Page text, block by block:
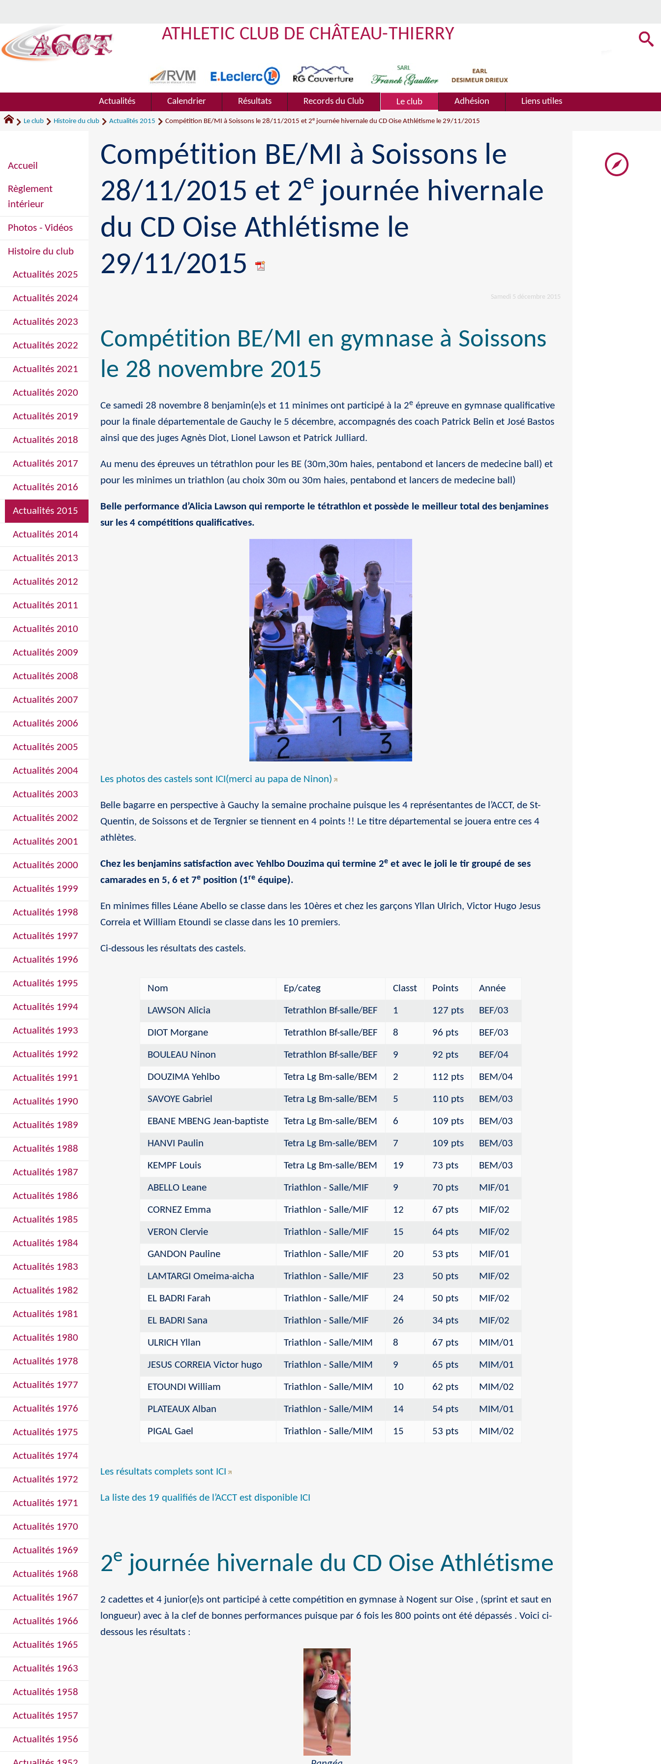
ATHLETIC CLUB DE CHÂTEAU-THIERRY
Actualités Calendrier Résultats Records du Club Le club Adhésion Liens utiles
Le club Histoire du club Actualités 2015 Compétition BE/MI à Soissons le 28/11/2015 et 2e journée hivernale du CD Oise Athlétisme le 29/11/2015
Compétition BE/MI à Soissons le
28/11/2015 et 2e journée hivernale
du CD Oise Athlétisme le
29/11/2015
Samedi 5 décembre 2015
Compétition BE/MI en gymnase à Soissons
le 28 novembre 2015
Ce samedi 28 novembre 8 benjamin(e)s et 11 minimes ont participé à la 2e épreuve en gymnase qualificative
pour la finale départementale de Gauchy le 5 décembre, accompagnés des coach Patrick Belin et José Bastos
ainsi que des juges Agnès Diot, Lionel Lawson et Patrick Julliard.
Au menu des épreuves un tétrathlon pour les BE (30m,30m haies, pentabond et lancers de medecine ball) et
pour les minimes un triathlon (au choix 30m ou 30m haies, pentabond et lancers de medecine ball)
Belle performance d’Alicia Lawson qui remporte le tétrathlon et possède le meilleur total des benjamines
sur les 4 compétitions qualificatives.
Les photos des castels sont ICI(merci au papa de Ninon)
Belle bagarre en perspective à Gauchy la semaine prochaine puisque les 4 représentantes de l’ACCT, de St-
Quentin, de Soissons et de Tergnier se tiennent en 4 points !! Le titre départemental se jouera entre ces 4
athlètes.
Chez les benjamins satisfaction avec Yehlbo Douzima qui termine 2e et avec le joli le tir groupé de ses
camarades en 5, 6 et 7e position (1re équipe).
En minimes filles Léane Abello se classe dans les 10ères et chez les garçons Yllan Ulrich, Victor Hugo Jesus
Correia et William Etoundi se classe dans les 10 premiers.
Ci-dessous les résultats des castels.
Nom Ep/categ Classt Points Année
LAWSON Alicia Tetrathlon Bf-salle/BEF 1 127 pts BEF/03
DIOT Morgane Tetrathlon Bf-salle/BEF 8 96 pts BEF/03
BOULEAU Ninon Tetrathlon Bf-salle/BEF 9 92 pts BEF/04
DOUZIMA Yehlbo Tetra Lg Bm-salle/BEM 2 112 pts BEM/04
SAVOYE Gabriel Tetra Lg Bm-salle/BEM 5 110 pts BEM/03
EBANE MBENG Jean-baptiste Tetra Lg Bm-salle/BEM 6 109 pts BEM/03
HANVI Paulin Tetra Lg Bm-salle/BEM 7 109 pts BEM/03
KEMPF Louis Tetra Lg Bm-salle/BEM 19 73 pts BEM/03
ABELLO Leane Triathlon - Salle/MIF 9 70 pts MIF/01
CORNEZ Emma Triathlon - Salle/MIF 12 67 pts MIF/02
VERON Clervie Triathlon - Salle/MIF 15 64 pts MIF/02
GANDON Pauline Triathlon - Salle/MIF 20 53 pts MIF/01
LAMTARGI Omeima-aicha Triathlon - Salle/MIF 23 50 pts MIF/02
EL BADRI Farah Triathlon - Salle/MIF 24 50 pts MIF/02
EL BADRI Sana Triathlon - Salle/MIF 26 34 pts MIF/02
ULRICH Yllan Triathlon - Salle/MIM 8 67 pts MIM/01
JESUS CORREIA Victor hugo Triathlon - Salle/MIM 9 65 pts MIM/01
ETOUNDI William Triathlon - Salle/MIM 10 62 pts MIM/02
PLATEAUX Alban Triathlon - Salle/MIM 14 54 pts MIM/01
PIGAL Gael Triathlon - Salle/MIM 15 53 pts MIM/02
Les résultats complets sont ICI
La liste des 19 qualifiés de l’ACCT est disponible ICI
2e journée hivernale du CD Oise Athlétisme
2 cadettes et 4 junior(e)s ont participé à cette compétition en gymnase à Nogent sur Oise , (sprint et saut en
longueur) avec à la clef de bonnes performances puisque par 6 fois les 800 points ont été dépassés . Voici ci-
dessous les résultats :
Accueil
Règlement
intérieur
Photos - Vidéos
Histoire du club
Actualités 2025
Actualités 2024
Actualités 2023
Actualités 2022
Actualités 2021
Actualités 2020
Actualités 2019
Actualités 2018
Actualités 2017
Actualités 2016
Actualités 2015
Actualités 2014
Actualités 2013
Actualités 2012
Actualités 2011
Actualités 2010
Actualités 2009
Actualités 2008
Actualités 2007
Actualités 2006
Actualités 2005
Actualités 2004
Actualités 2003
Actualités 2002
Actualités 2001
Actualités 2000
Actualités 1999
Actualités 1998
Actualités 1997
Actualités 1996
Actualités 1995
Actualités 1994
Actualités 1993
Actualités 1992
Actualités 1991
Actualités 1990
Actualités 1989
Actualités 1988
Actualités 1987
Actualités 1986
Actualités 1985
Actualités 1984
Actualités 1983
Actualités 1982
Actualités 1981
Actualités 1980
Actualités 1978
Actualités 1977
Actualités 1976
Actualités 1975
Actualités 1974
Actualités 1972
Actualités 1971
Actualités 1970
Actualités 1969
Actualités 1968
Actualités 1967
Actualités 1966
Actualités 1965
Actualités 1963
Actualités 1958
Actualités 1957
Actualités 1956